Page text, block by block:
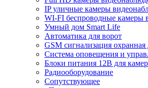
IP уличные камеры
WI-FI беспроводные камеры
Умный дом Smart Life
Автоматика для ворот
GSM сигнализация охранная
Cистема оповещения и
Блоки питания 12В для
Радиооборудование
Сопутствующее